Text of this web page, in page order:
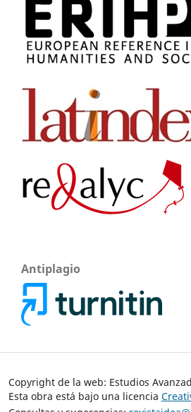
Antiplagio
Copyright de la web: Estudios
Esta obra está bajo una licencia